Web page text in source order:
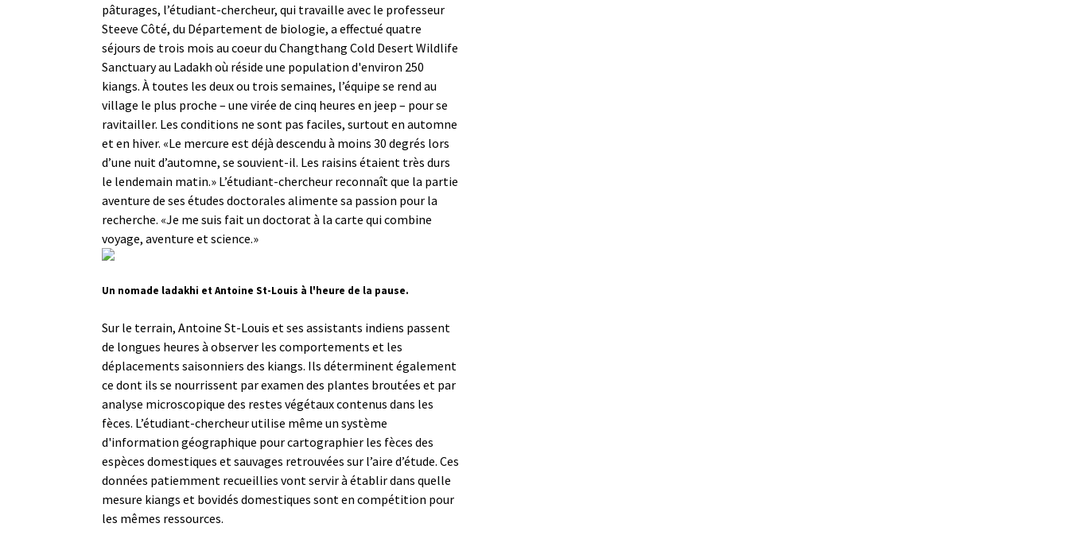
pâturages, l’étudiant-chercheur, qui travaille avec le professeur
Steeve Côté, du Département de biologie, a effectué quatre
séjours de trois mois au coeur du Changthang Cold Desert Wildlife
Sanctuary au Ladakh où réside une population d'environ 250
kiangs. À toutes les deux ou trois semaines, l’équipe se rend au
village le plus proche – une virée de cinq heures en jeep – pour se
ravitailler. Les conditions ne sont pas faciles, surtout en automne
et en hiver. «Le mercure est déjà descendu à moins 30 degrés lors
d’une nuit d’automne, se souvient-il. Les raisins étaient très durs
le lendemain matin.» L’étudiant-chercheur reconnaît que la partie
aventure de ses études doctorales alimente sa passion pour la
recherche. «Je me suis fait un doctorat à la carte qui combine
voyage, aventure et science.»
Un nomade ladakhi et Antoine St-Louis à l'heure de la pause.
Sur le terrain, Antoine St-Louis et ses assistants indiens passent
de longues heures à observer les comportements et les
déplacements saisonniers des kiangs. Ils déterminent également
ce dont ils se nourrissent par examen des plantes broutées et par
analyse microscopique des restes végétaux contenus dans les
fèces. L’étudiant-chercheur utilise même un système
d'information géographique pour cartographier les fèces des
espèces domestiques et sauvages retrouvées sur l’aire d’étude. Ces
données patiemment recueillies vont servir à établir dans quelle
mesure kiangs et bovidés domestiques sont en compétition pour
les mêmes ressources.